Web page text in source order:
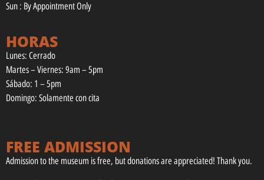
Sun : By Appointment Only
HORAS
Lunes: Cerrado
Martes – Viernes: 9am – 5pm
Sábado: 1 – 5pm
Domingo: Solamente con cita
FREE ADMISSION
Admission to the museum is free, but donations are appreciated! Thank you.